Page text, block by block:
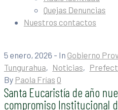
Quejas Denuncias
Nuestros contactos
5 enero, 2026 - In Gobierno
Tungurahua‚ Noticias‚
By Paola Frías 0
Santa Eucaristía de año
compromiso Institucional